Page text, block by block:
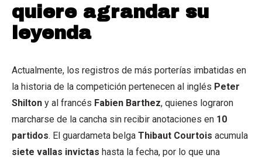
quiere agrandar su
leyenda
Actualmente, los registros de más porterías imbatidas en
la historia de la competición pertenecen al inglés Peter
Shilton y al francés Fabien Barthez, quienes lograron
marcharse de la cancha sin recibir anotaciones en 10
partidos. El guardameta belga Thibaut Courtois acumula
siete vallas invictas hasta la fecha, por lo que una